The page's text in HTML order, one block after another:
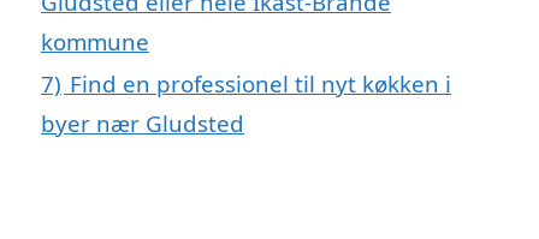
kommune
7) Find en professionel til nyt køkken i
byer nær Gludsted